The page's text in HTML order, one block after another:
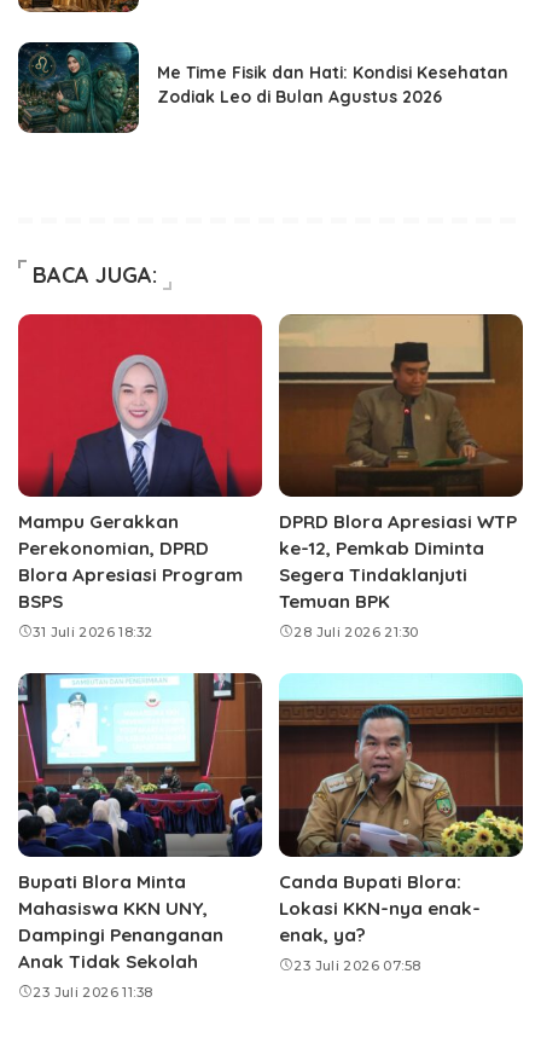
Me Time Fisik dan Hati: Kondisi Kesehatan
Zodiak Leo di Bulan Agustus 2026
BACA JUGA:
Mampu Gerakkan
Perekonomian, DPRD
Blora Apresiasi Program
BSPS
31 Juli 2026 18:32
DPRD Blora Apresiasi WTP
ke-12, Pemkab Diminta
Segera Tindaklanjuti
Temuan BPK
28 Juli 2026 21:30
Bupati Blora Minta
Mahasiswa KKN UNY,
Dampingi Penanganan
Anak Tidak Sekolah
23 Juli 2026 11:38
Canda Bupati Blora:
Lokasi KKN-nya enak-
enak, ya?
23 Juli 2026 07:58